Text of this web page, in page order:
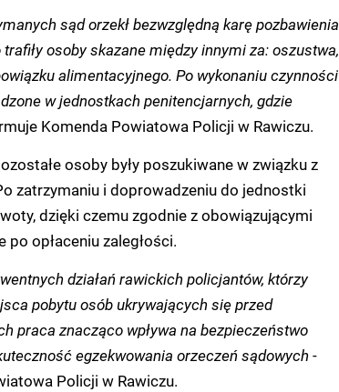
sąd orzekł bezwzględną karę pozbawienia
osoby skazane między innymi za: oszustwa,
alimentacyjnego. Po wykonaniu czynności
w jednostkach penitencjarnych, gdzie
Komenda Powiatowa Policji w Rawiczu.
osoby były poszukiwane w związku z
zatrzymaniu i doprowadzeniu do jednostki
dzięki czemu zgodnie z obowiązującymi
opłaceniu zaległości.
działań rawickich policjantów, którzy
pobytu osób ukrywających się przed
praca znacząco wpływa na bezpieczeństwo
egzekwowania orzeczeń sądowych -
Policji w Rawiczu.